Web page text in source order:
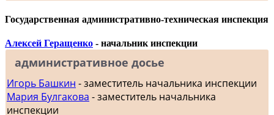
Государственная административно-техническая инспекция
Алексей Геращенко - начальник инспекции
административное досье
Игорь Башкин - заместитель начальника инспекции
Мария Булгакова - заместитель начальника
инспекции